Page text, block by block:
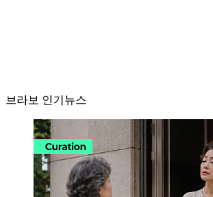
브라보 인기뉴스